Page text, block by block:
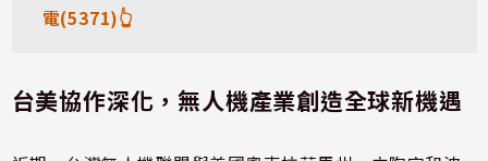
電(5371)👆
台美協作深化，無人機產業創造全球新機遇